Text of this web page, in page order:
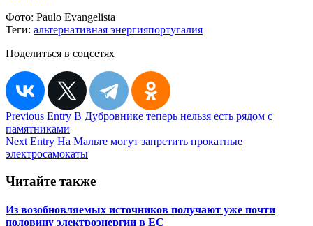
Фото: Paulo Evangelista
Теги: альтернативная энергияпортугалия
Поделиться в соцсетях
Навигация
по
записям
Previous Entry В Дубровнике теперь нельзя есть рядом с
памятниками
Next Entry На Мальте могут запретить прокатные
электросамокаты
Читайте также
Из возобновляемых источников получают уже почти
половину электроэнергии в ЕС